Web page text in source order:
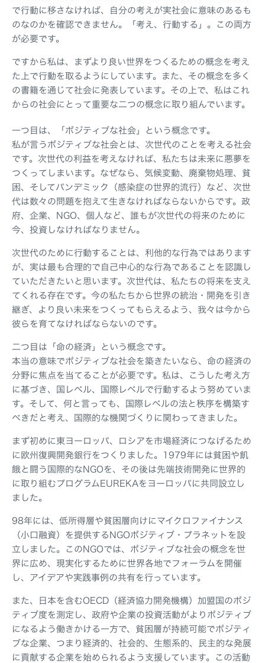
で行動に移さなければ、自分の考えが実社会に意味のあるも
のなのかを確認できません。「考え、行動する」。この両方
が必要です。
ですから私は、まずより良い世界をつくるための概念を考え
た上で行動を取るようにしています。また、その概念を多く
の書籍を通じて社会に発表しています。その上で、私はこれ
からの社会にとって重要な二つの概念に取り組んでいます。
一つ目は、「ポジティブな社会」という概念です。
私が言うポジティブな社会とは、次世代のことを考える社会
です。次世代の利益を考えなければ、私たちは未来に悪夢を
つくってしまいます。なぜなら、気候変動、廃棄物処理、貧
困、そしてパンデミック（感染症の世界的流行）など、次世
代は数々の問題を抱えて生きなければならないからです。政
府、企業、NGO、個人など、誰もが次世代の将来のために
今、投資しなければなりません。
次世代のために行動することは、利他的な行為ではあります
が、実は最も合理的で自己中心的な行為であることを認識し
ていただきたいと思います。次世代は、私たちの将来を支え
てくれる存在です。今の私たちから世界の統治・開発を引き
継ぎ、より良い未来をつくってもらえるよう、我々は今から
彼らを育てなければならないのです。
二つ目は「命の経済」という概念です。
本当の意味でポジティブな社会を築きたいなら、命の経済の
分野に焦点を当てることが必要です。私は、こうした考え方
に基づき、国レベル、国際レベルで行動するよう努めていま
す。そして、何と言っても、国際レベルの法と秩序を構築す
べきだと考え、国際的な機関づくりに関わってきました。
まず初めに東ヨーロッパ、ロシアを市場経済につなげるため
に欧州復興開発銀行をつくりました。1979年には貧困や飢
餓と闘う国際的なNGOを、その後は先端技術開発に世界的
に取り組むプログラムEUREKAをヨーロッパに共同設立し
ました。
98年には、低所得層や貧困層向けにマイクロファイナンス
（小口融資）を提供するNGOポジティブ・プラネットを設
立しました。このNGOでは、ポジティブな社会の概念を世
界に広め、現実化するために世界各地でフォーラムを開催
し、アイデアや実践事例の共有を行っています。
また、日本を含むOECD（経済協力開発機構）加盟国のポジ
ティブ度を測定し、政府や企業の投資活動がよりポジティブ
になるよう働きかける一方で、貧困層が持続可能でポジティ
ブな企業、つまり経済的、社会的、生態系的、民主的な発展
に貢献する企業を始められるよう支援しています。この活動